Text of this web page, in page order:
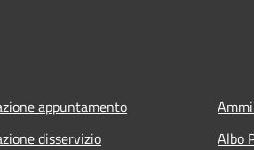
appuntamento
disservizio
Albo